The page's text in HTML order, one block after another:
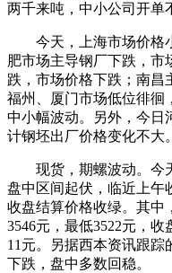
两千来吨，中小公司开单
今天，上海市场价格
肥市场主导钢厂下跌，市
跌，市场价格下跌；南昌
福州、厦门市场低位徘徊
中小幅波动。另外，今日
计钢坯出厂价格变化不大。
现货，期螺波动。今
盘中区间起伏，临近上午
收盘结算价格收绿。其中
3546元，最低3522元，
11元。另据西本资讯跟踪
下跌，盘中多数回稳。